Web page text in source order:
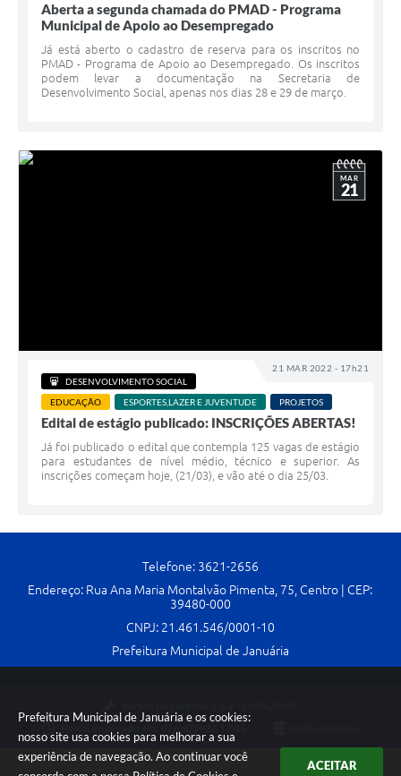
Prefeitura Municipal de Januária e os cookies:
nosso site usa cookies para melhorar a sua
experiência de navegação. Ao continuar você
ACEITAR
Aberta a segunda chamada do PMAD - Programa
Municipal de Apoio ao Desempregado
Já está aberto o cadastro de reserva para os inscritos no
PMAD - Programa de Apoio ao Desempregado. Os inscritos
podem levar a documentação na Secretaria de
Desenvolvimento Social, apenas nos dias 28 e 29 de março.
21 MAR 2022 - 17h21
MAR
21
DESENVOLVIMENTO SOCIAL
EDUCAÇÃO
ESPORTES,LAZER E JUVENTUDE PROJETOS
Edital de estágio publicado: INSCRIÇÕES ABERTAS!
Já foi publicado o edital que contempla 125 vagas de estágio
para estudantes de nível médio, técnico e superior. As
inscrições começam hoje, (21/03), e vão até o dia 25/03.
Telefone: 3621-2656
Endereço: Rua Ana Maria Montalvão Pimenta, 75, Centro | CEP:
39480-000
CNPJ: 21.461.546/0001-10
Prefeitura Municipal de Januária